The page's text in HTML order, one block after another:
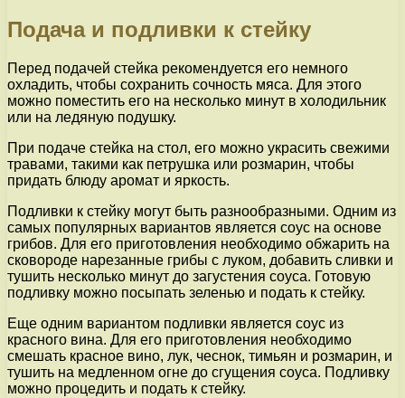
Подача и подливки к стейку
Перед подачей стейка рекомендуется его немного
охладить, чтобы сохранить сочность мяса. Для этого
можно поместить его на несколько минут в холодильник
или на ледяную подушку.
При подаче стейка на стол, его можно украсить свежими
травами, такими как петрушка или розмарин, чтобы
придать блюду аромат и яркость.
Подливки к стейку могут быть разнообразными. Одним из
самых популярных вариантов является соус на основе
грибов. Для его приготовления необходимо обжарить на
сковороде нарезанные грибы с луком, добавить сливки и
тушить несколько минут до загустения соуса. Готовую
подливку можно посыпать зеленью и подать к стейку.
Еще одним вариантом подливки является соус из
красного вина. Для его приготовления необходимо
смешать красное вино, лук, чеснок, тимьян и розмарин, и
тушить на медленном огне до сгущения соуса. Подливку
можно процедить и подать к стейку.